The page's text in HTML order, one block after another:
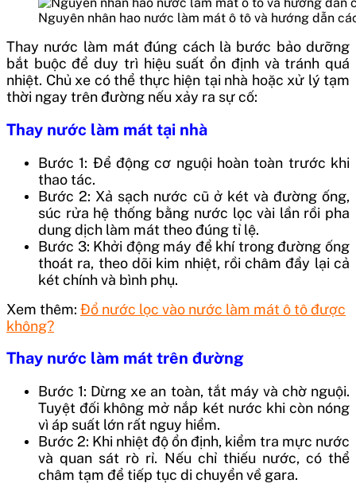
Nguyên nhân hao nước làm mát ô tô và hướng dẫn
Thay nước làm mát đúng cách là bước bảo dưỡng
bắt buộc để duy trì hiệu suất ổn định và tránh quá
nhiệt. Chủ xe có thể thực hiện tại nhà hoặc xử lý tạm
thời ngay trên đường nếu xảy ra sự cố:
Thay nước làm mát tại nhà
Bước 1: Để động cơ nguội hoàn toàn trước khi
thao tác.
Bước 2: Xả sạch nước cũ ở két và đường ống,
súc rửa hệ thống bằng nước lọc vài lần rồi pha
dung dịch làm mát theo đúng tỉ lệ.
Bước 3: Khởi động máy để khí trong đường ống
thoát ra, theo dõi kim nhiệt, rồi châm đầy lại cả
két chính và bình phụ.
Xem thêm: Đổ nước lọc vào nước làm mát ô tô được
không?
Thay nước làm mát trên đường
Bước 1: Dừng xe an toàn, tắt máy và chờ nguội.
Tuyệt đối không mở nắp két nước khi còn nóng
vì áp suất lớn rất nguy hiểm.
Bước 2: Khi nhiệt độ ổn định, kiểm tra mực nước
và quan sát rò rỉ. Nếu chỉ thiếu nước, có thể
châm tạm để tiếp tục di chuyển về gara.